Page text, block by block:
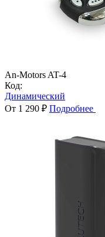
An-Motors AT-4
Код:
Динамический
От 1 290 ₽ Подробнее